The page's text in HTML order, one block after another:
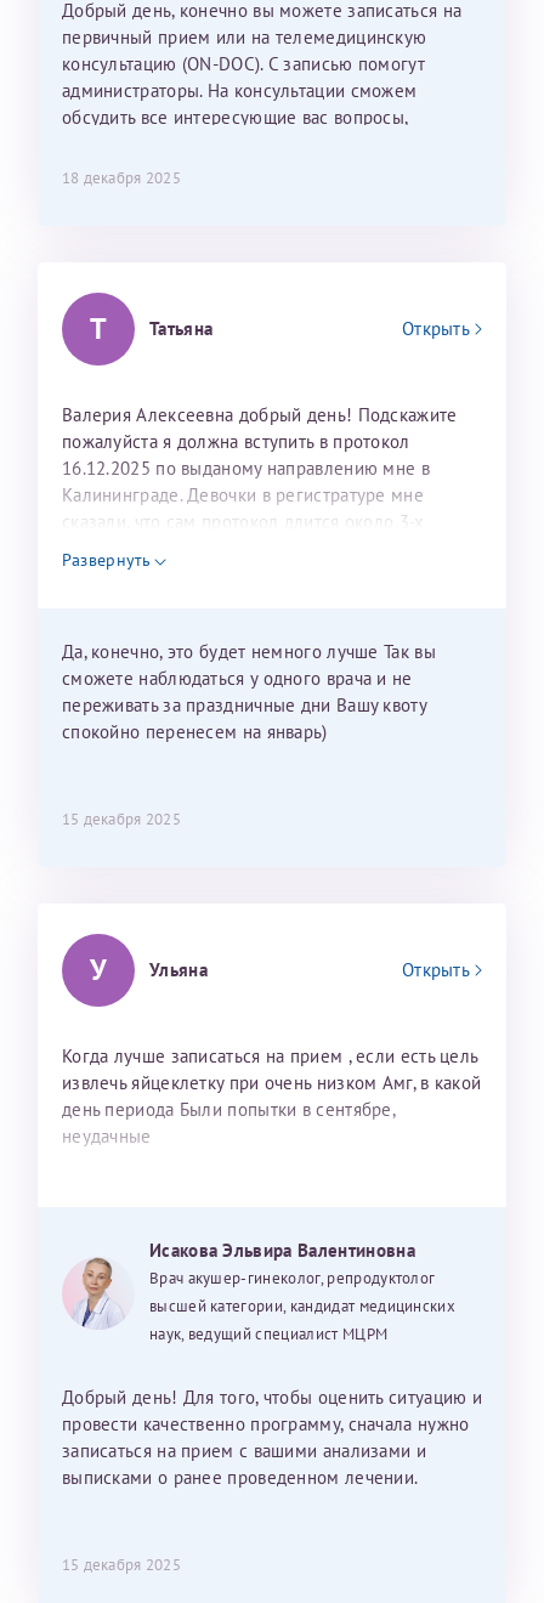
С ней общение было, как с давней знакомой, очень
лёгкое и простое. Вообще в данной клинике весь
персонал очень вежливый и чуткий, прям приятно
находиться. Мы собираемся туда ещё за вторым
ребёнком, и конечно же только к Ринату
сомнений.
26 июля 2026
Добрый день, конечно вы можете записаться на
первичный прием или на телемедицинскую
консультацию (ON-DOC). С записью помогут
администраторы. На консультации сможем
обсудить все интересующие вас вопросы,
18 декабря 2025
Т Татьяна Открыть
Валерия Алексеевна добрый день! Подскажите
пожалуйста я должна вступить в протокол
16.12.2025 по выданому направлению мне в
Калининграде. Девочки в регистратуре мне
сказали, что сам протокол длится около 3-х
недель и 3 недели я должна находится в Питере.
Можно мне новый год провести в Калининграде и
Развернуть
Да, конечно, это будет немного лучше Так вы
сможете наблюдаться у одного врача и не
переживать за праздничные дни Вашу квоту
спокойно перенесем на январь)
15 декабря 2025
У Ульяна Открыть
Когда лучше записаться на прием , если есть цель
извлечь яйцеклетку при очень низком Амг, в какой
день периода Были попытки в сентябре,
неудачные
Исакова Эльвира Валентиновна
Врач акушер-гинеколог, репродуктолог
высшей категории, кандидат медицинских
наук, ведущий специалист МЦРМ
Добрый день! Для того, чтобы оценить ситуацию и
провести качественно программу, сначала нужно
записаться на прием с вашими анализами и
выписками о ранее проведенном лечении.
15 декабря 2025